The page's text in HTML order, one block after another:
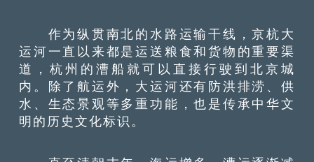
作为纵贯南北的水路运输干线，京杭大
运河一直以来都是运送粮食和货物的重要渠
道，杭州的漕船就可以直接行驶到北京城
内。除了航运外，大运河还有防洪排涝、供
水、生态景观等多重功能，也是传承中华文
明的历史文化标识。